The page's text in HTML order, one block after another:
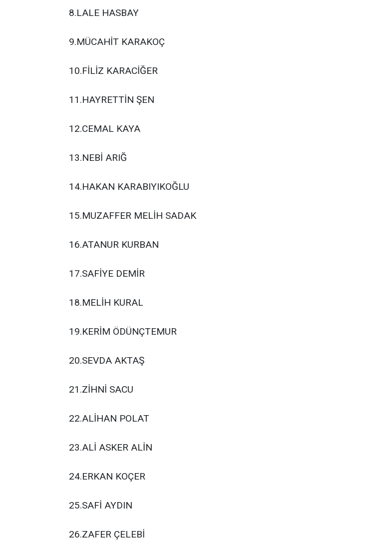
8.LALE HASBAY
9.MÜCAHİT KARAKOÇ
10.FİLİZ KARACİĞER
11.HAYRETTİN ŞEN
12.CEMAL KAYA
13.NEBİ ARIĞ
14.HAKAN KARABIYIKOĞLU
15.MUZAFFER MELİH SADAK
16.ATANUR KURBAN
17.SAFİYE DEMİR
18.MELİH KURAL
19.KERİM ÖDÜNÇTEMUR
20.SEVDA AKTAŞ
21.ZİHNİ SACU
22.ALİHAN POLAT
23.ALİ ASKER ALİN
24.ERKAN KOÇER
25.SAFİ AYDIN
26.ZAFER ÇELEBİ